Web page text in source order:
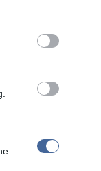
party tags to
below Google
véka alá
a hírre - Lehet,
életéről
rögtön